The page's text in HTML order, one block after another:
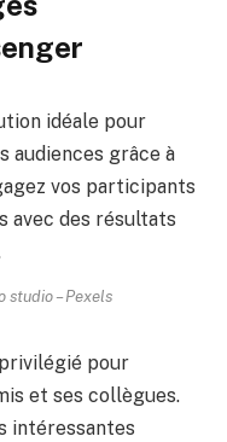
studio – Pexels
pour
et ses collègues.
intéressantes